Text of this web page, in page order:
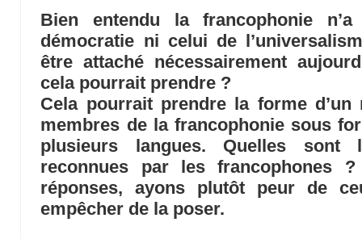
Bien entendu la francophonie
démocratie ni celui de
être attaché nécessairement
cela pourrait prendre ?
Cela pourrait prendre la forme
membres de la francophonie sous
plusieurs langues. Quelles sont
reconnues par les francophones
réponses, ayons plutôt peur de
empêcher de la poser.